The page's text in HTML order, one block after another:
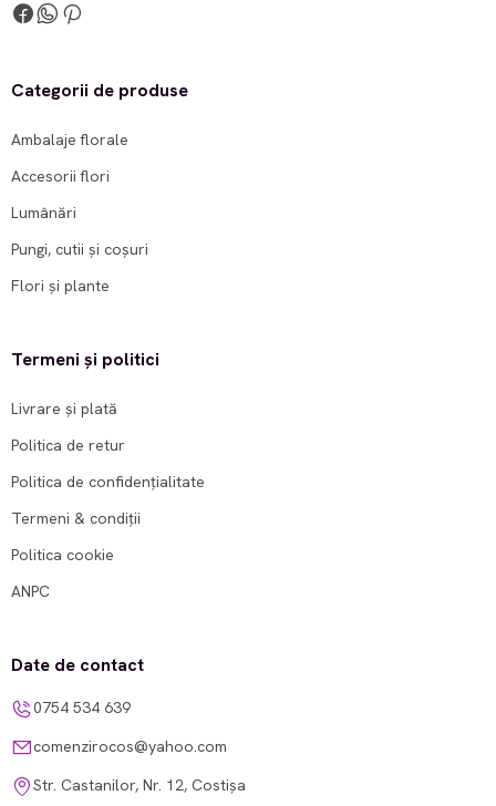
Categorii de produse
Ambalaje florale
Accesorii flori
Lumânări
Pungi, cutii și coșuri
Flori și plante
Termeni și politici
Livrare și plată
Politica de retur
Politica de confidențialitate
Termeni & condiții
Politica cookie
ANPC
Date de contact
0754 534 639
comenzirocos@yahoo.com
Str. Castanilor, Nr. 12, Costișa